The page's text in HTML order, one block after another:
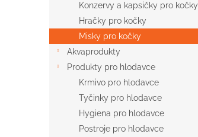
Konzervy a kapsičky pro kočky
Hračky pro kočky
Misky pro kočky
Akvaprodukty
Produkty pro hlodavce
Krmivo pro hlodavce
Tyčinky pro hlodavce
Hygiena pro hlodavce
Postroje pro hlodavce